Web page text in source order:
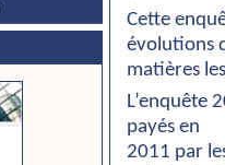
Cette
évolutions
matières
L’enquête
payés en
2011 par